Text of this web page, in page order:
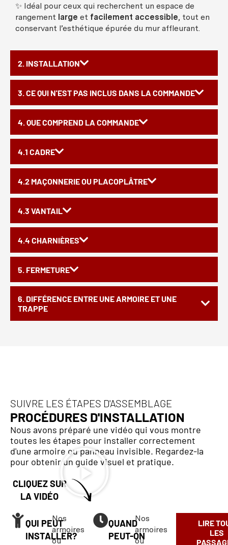
2. INSTALLATION
3. CE QUI N'EST PAS INCLUS DANS LA COMMANDE
4. QUE COMPREND LA COMMANDE
4.1 CADRE
4.2 MAÇONNERIE OU PLACOPLÂTRE
4.3 VANTAIL
4.4 CHARNIÈRES
5. FERMETURE
6. DIFFÉRENCE ENTRE UNE ARMOIRE ET UNE
TRAPPE
✨ Idéal pour ceux qui recherchent un espace de
rangement large et facilement accessible, tout en
conservant l’esthétique épurée du mur affleurant.
SUIVRE LES ÉTAPES D'ASSEMBLAGE
PROCÉDURES D'INSTALLATION
Nous avons préparé une vidéo qui vous montre
toutes les étapes pour installer correctement
d'une armoire ou panneau invisible. Regardez-la
pour obtenir un guide visuel et pratique.
CLIQUEZ SUR
LA VIDÉO
QUI PEUT
INSTALLER?
Nos
armoires
ou
QUAND
PEUT-ON
Nos
armoires
ou
LIRE
LES